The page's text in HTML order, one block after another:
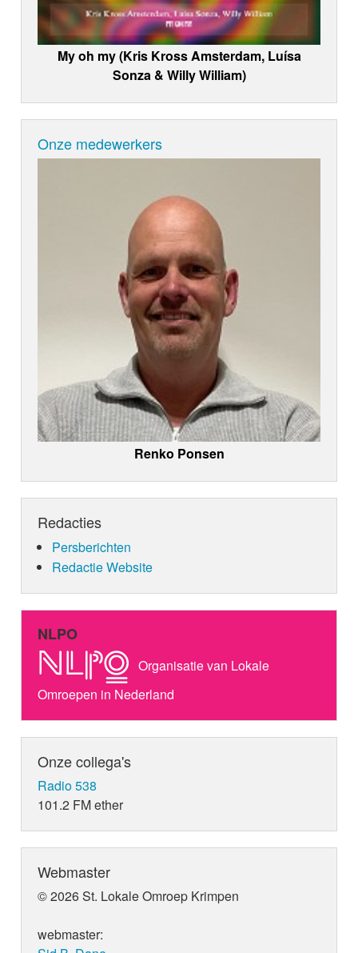
My oh my (Kris Kross Amsterdam, Luísa
Sonza & Willy William)
Onze medewerkers
Renko Ponsen
Redacties
Persberichten
Redactie Website
NLPO
Organisatie van Lokale
Omroepen in Nederland
Onze collega's
Radio 538
101.2 FM ether
Webmaster
© 2026 St. Lokale Omroep Krimpen
webmaster: